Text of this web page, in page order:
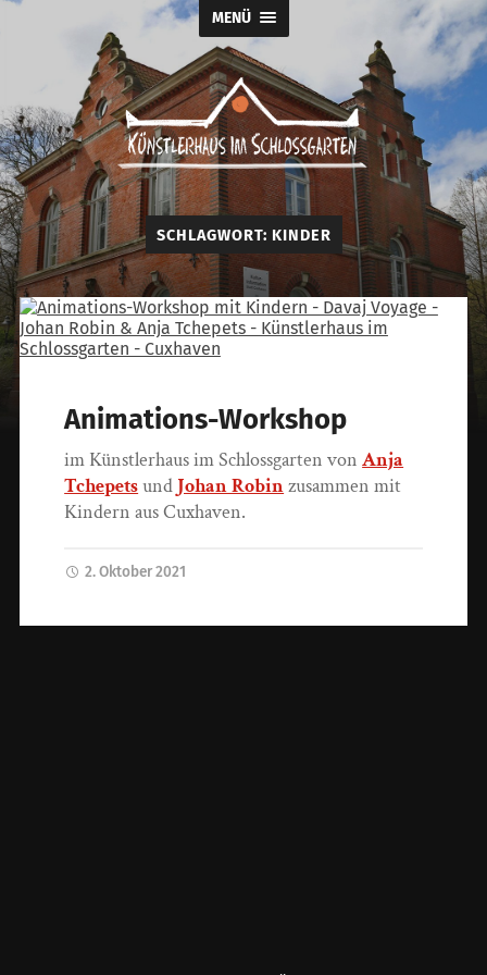
MENÜ
Künstlerhaus
im
Schlossgarten
SCHLAGWORT: KINDER
Animations-Workshop
im Künstlerhaus im Schlossgarten vonAnja
Tchepetsund Johan Robinzusammen mit
Kindern aus Cuxhaven.
2. Oktober 2021